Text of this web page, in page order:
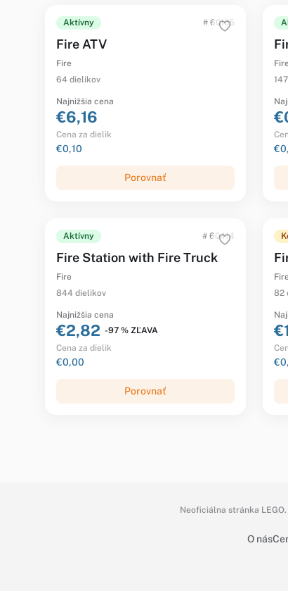
Aktívny # 60105
Fire ATV
Fire
64 dielikov
Najnižšia cena
€6,16
Cena za dielik
€0,10
Porovnať
Aktívny # 60414
Fire Station with Fire Truck
Fire
844 dielikov
Najnižšia cena
€2,82 -97 % ZĽAVA
Cena za dielik
€0,00
Porovnať
82
Neoficiálna stránka
O nás